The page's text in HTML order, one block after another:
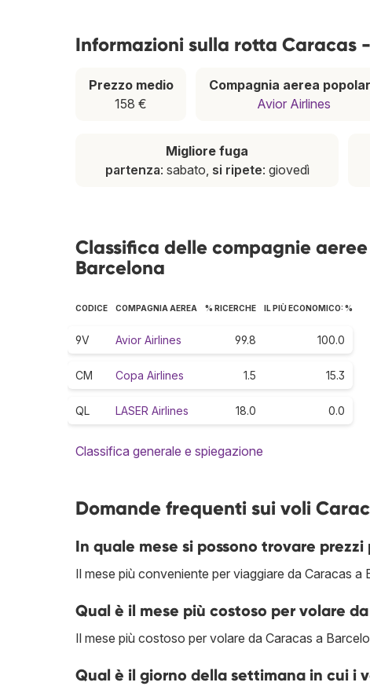
Informazioni sulla rotta Caracas
Prezzo medio
158 €
Compagnia aerea
Avior Airlines
Migliore fuga
partenza: sabato, si ripete: giovedì
Classifica delle compagnie
Barcelona
CODICE COMPAGNIA AEREA % RICERCHE IL PIÙ ECONOMICO: %
9V Avior Airlines 99.8 100.0
CM Copa Airlines 1.5 15.3
QL LASER Airlines 18.0 0.0
Classifica generale e spiegazione
Domande frequenti sui voli
In quale mese si possono trovare
Il mese più conveniente per viaggiare da Caracas a
Qual è il mese più costoso per volare
Il mese più costoso per volare da Caracas a
Qual è il giorno della settimana in cui i